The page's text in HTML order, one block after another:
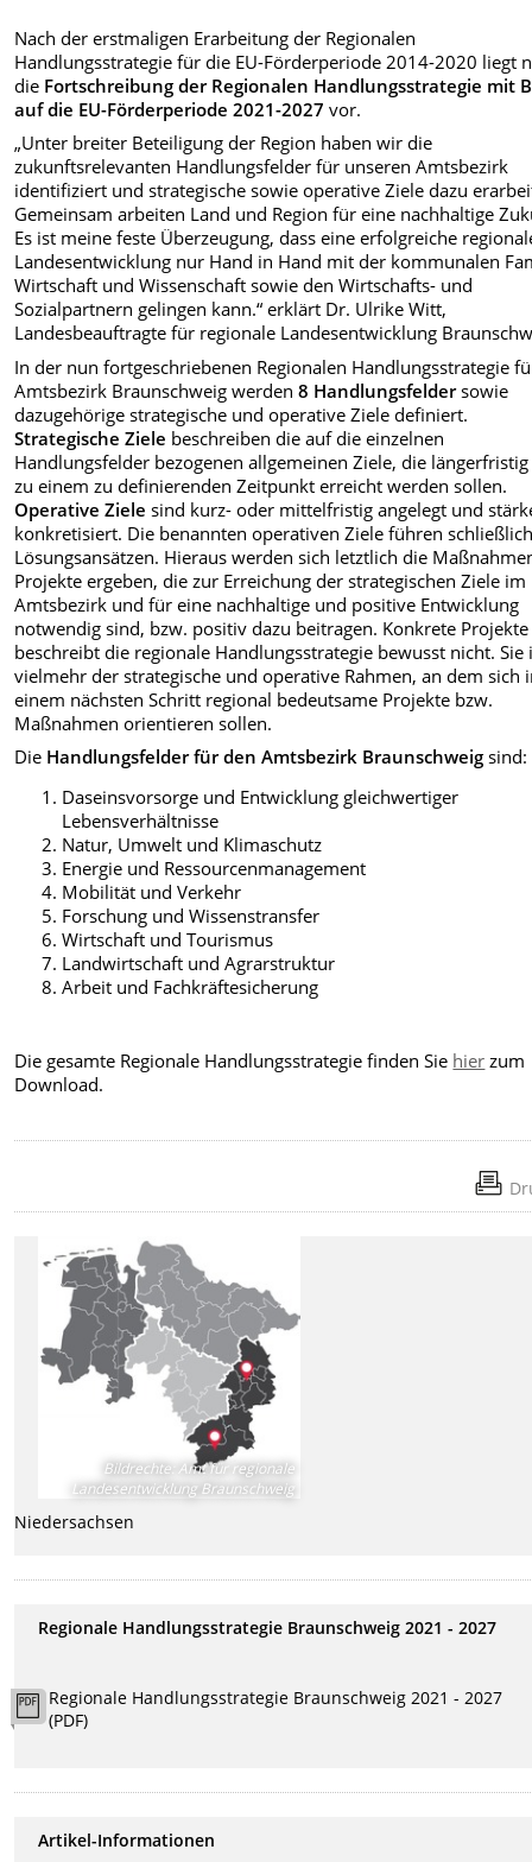
Nach der erstmaligen Erarbeitung der Regionalen
Handlungsstrategie für die EU-Förderperiode 2014-2020 liegt
die Fortschreibung der Regionalen Handlungsstrategie mit
auf die EU-Förderperiode 2021-2027 vor.
„Unter breiter Beteiligung der Region haben wir die
zukunftsrelevanten Handlungsfelder für unseren Amtsbezirk
identifiziert und strategische sowie operative Ziele dazu
Gemeinsam arbeiten Land und Region für eine nachhaltige
Es ist meine feste Überzeugung, dass eine erfolgreiche
Landesentwicklung nur Hand in Hand mit der kommunalen
Wirtschaft und Wissenschaft sowie den Wirtschafts- und
Sozialpartnern gelingen kann.“ erklärt Dr. Ulrike Witt,
Landesbeauftragte für regionale Landesentwicklung
In der nun fortgeschriebenen Regionalen Handlungsstrategie
Amtsbezirk Braunschweig werden8 Handlungsfeldersowie
dazugehörige strategische und operative Ziele definiert.
Strategische Ziele beschreiben die auf die einzelnen
Handlungsfelder bezogenen allgemeinen Ziele, die
zu einem zu definierenden Zeitpunkt erreicht werden sollen.
Operative Ziele sind kurz- oder mittelfristig angelegt und
konkretisiert. Die benannten operativen Ziele führen
Lösungsansätzen. Hieraus werden sich letztlich die
Projekte ergeben, die zur Erreichung der strategischen Ziele im
Amtsbezirk und für eine nachhaltige und positive Entwicklung
notwendig sind, bzw. positiv dazu beitragen. Konkrete Projekte
beschreibt die regionale Handlungsstrategie bewusst nicht. Sie
vielmehr der strategische und operative Rahmen, an dem sich
einem nächsten Schritt regional bedeutsame Projekte bzw.
Maßnahmen orientieren sollen.
Die Handlungsfelder für den Amtsbezirk Braunschweig sind:
Daseinsvorsorge und Entwicklung gleichwertiger
Lebensverhältnisse
Natur, Umwelt und Klimaschutz
Energie und Ressourcenmanagement
Mobilität und Verkehr
Forschung und Wissenstransfer
Wirtschaft und Tourismus
Landwirtschaft und Agrarstruktur
Arbeit und Fachkräftesicherung
Die gesamte Regionale Handlungsstrategie finden Sie hier zum
Download.
Bildrechte Amt für regionale
Landesentwicklung Braunschweig
Niedersachsen
Regionale Handlungsstrategie Braunschweig 2021 - 2027
Regionale Handlungsstrategie Braunschweig 2021 - 2027
(PDF)
Artikel-Informationen